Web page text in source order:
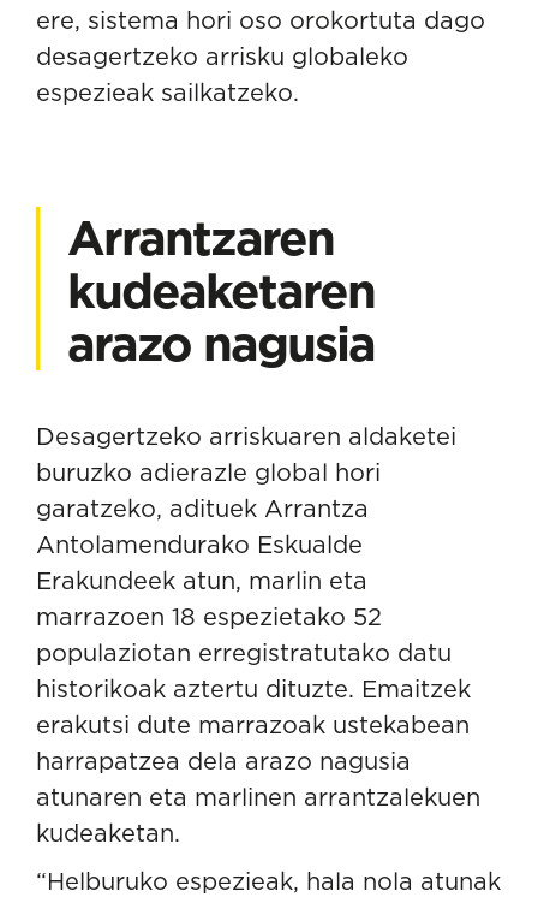
ere, sistema hori oso orokortuta dago
desagertzeko arrisku globaleko
espezieak sailkatzeko.
Arrantzaren
kudeaketaren
arazo nagusia
Desagertzeko arriskuaren aldaketei
buruzko adierazle global hori
garatzeko, adituek Arrantza
Antolamendurako Eskualde
Erakundeek atun, marlin eta
marrazoen 18 espezietako 52
populaziotan erregistratutako datu
historikoak aztertu dituzte. Emaitzek
erakutsi dute marrazoak ustekabean
harrapatzea dela arazo nagusia
atunaren eta marlinen arrantzalekuen
kudeaketan.
“Helburuko espezieak, hala nola atunak